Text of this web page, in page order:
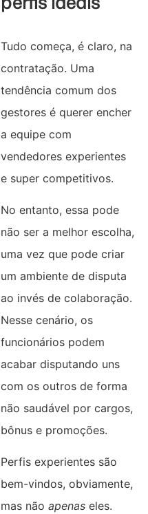
Tudo começa, é claro, na
contratação. Uma
tendência comum dos
gestores é querer encher
a equipe com
vendedores experientes
e super competitivos.
No entanto, essa pode
não ser a melhor escolha,
uma vez que pode criar
um ambiente de disputa
ao invés de colaboração.
Nesse cenário, os
funcionários podem
acabar disputando uns
com os outros de forma
não saudável por cargos,
bônus e promoções.
Perfis experientes são
bem-vindos, obviamente,
mas não apenaseles.